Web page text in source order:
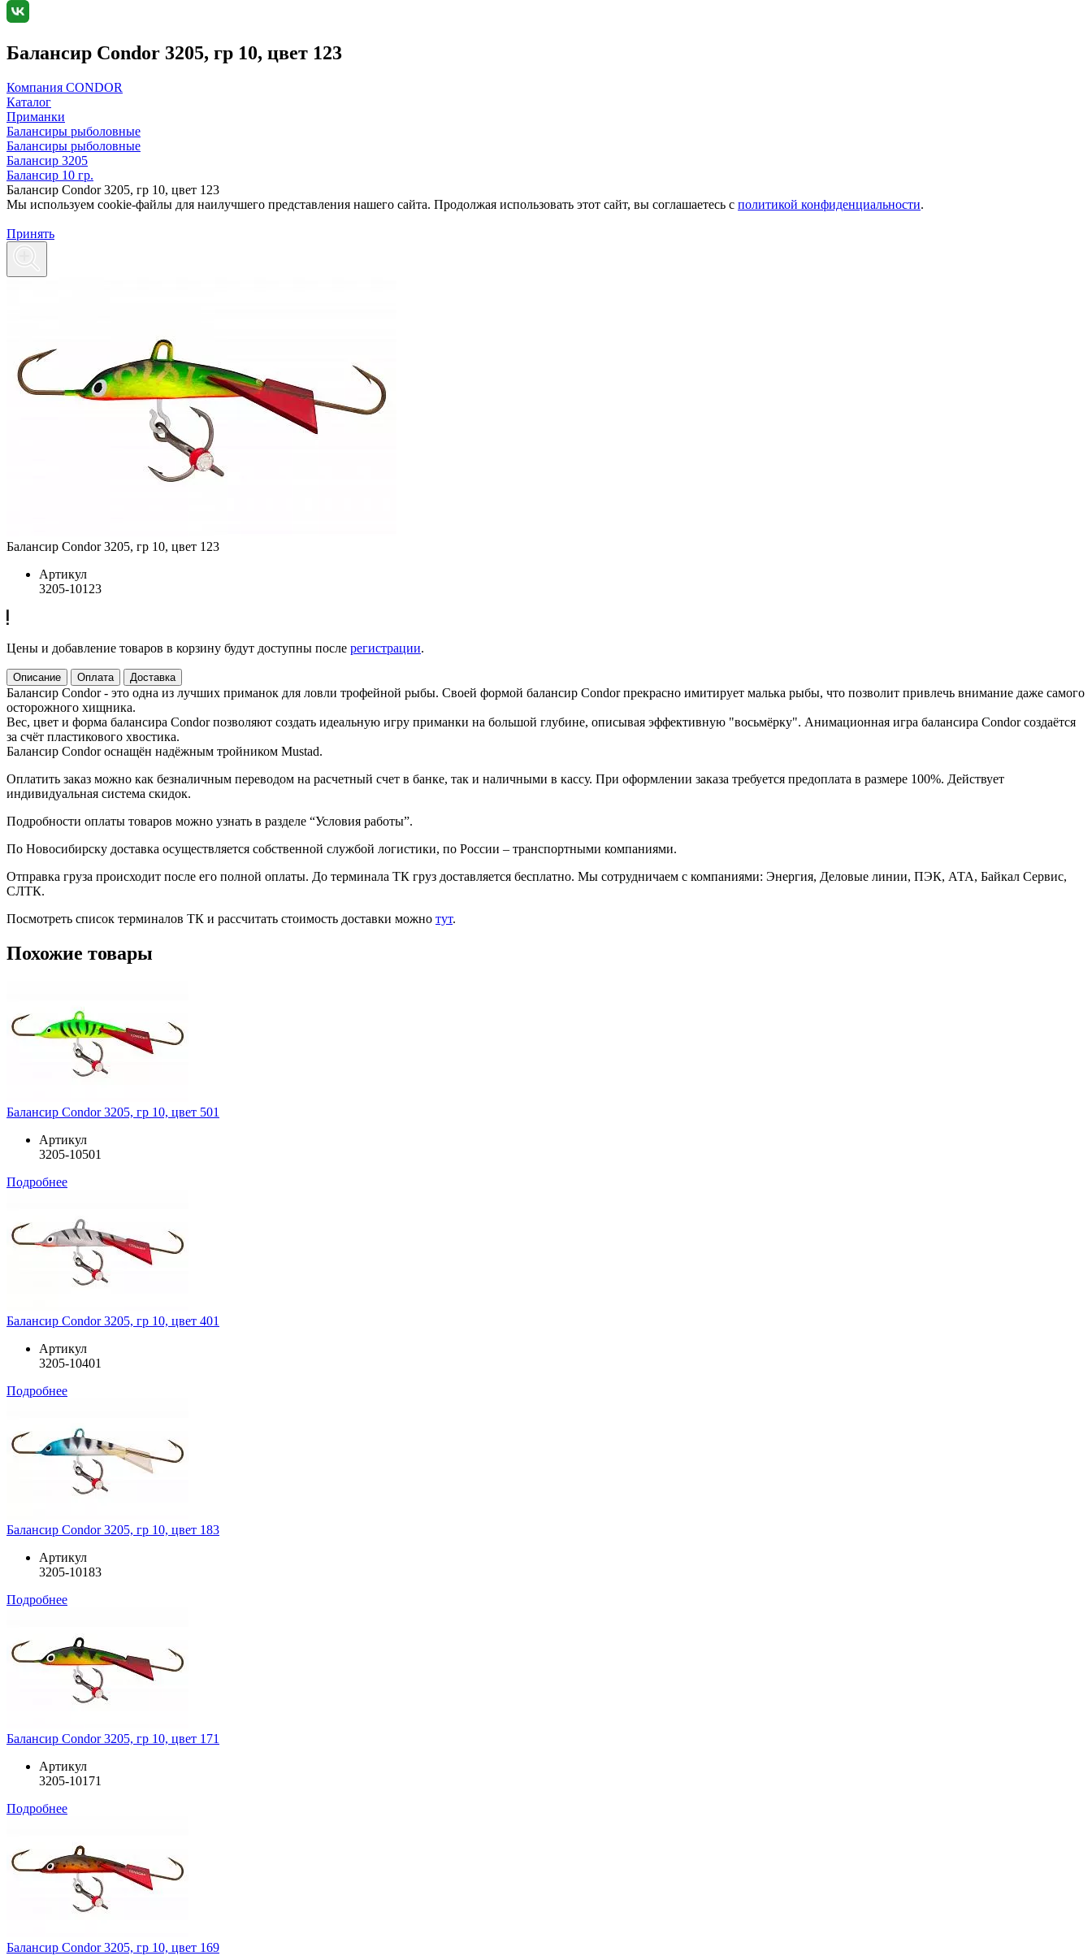
Балансир Condor 3205, гр 10, цвет 123
Компания CONDOR
Каталог
Приманки
Балансиры рыболовные
Балансиры рыболовные
Балансир 3205
Балансир 10 гр.
Балансир Condor 3205, гр 10, цвет 123
Мы используем cookie-файлы для наилучшего представления нашего сайта. Продолжая использовать этот сайт, вы соглашаетесь c политикой конфиденциальности.
Принять
Балансир Condor 3205, гр 10, цвет 123
Артикул
3205-10123
Цены и добавление товаров в корзину будут доступны после регистрации.
Описание Оплата Доставка
Балансир Condor - это одна из лучших приманок для ловли трофейной рыбы. Своей формой балансир Condor прекрасно имитирует малька рыбы, что позволит привлечь внимание даже самого
осторожного хищника.
Вес, цвет и форма балансира Condor позволяют создать идеальную игру приманки на большой глубине, описывая эффективную "восьмёрку". Анимационная игра балансира Condor создаётся
за счёт пластикового хвостика.
Балансир Condor оснащён надёжным тройником Mustad.
Оплатить заказ можно как безналичным переводом на расчетный счет в банке, так и наличными в кассу. При оформлении заказа требуется предоплата в размере 100%. Действует
индивидуальная система скидок.
Подробности оплаты товаров можно узнать в разделе “Условия работы”.
По Новосибирску доставка осуществляется собственной службой логистики, по России – транспортными компаниями.
Отправка груза происходит после его полной оплаты. До терминала ТК груз доставляется бесплатно. Мы сотрудничаем с компаниями: Энергия, Деловые линии, ПЭК, АТА, Байкал Сервис,
СЛТК.
Посмотреть список терминалов ТК и рассчитать стоимость доставки можно тут.
Похожие товары
Балансир Condor 3205, гр 10, цвет 501
Артикул
3205-10501
Подробнее
Балансир Condor 3205, гр 10, цвет 401
Артикул
3205-10401
Подробнее
Балансир Condor 3205, гр 10, цвет 183
Артикул
3205-10183
Подробнее
Балансир Condor 3205, гр 10, цвет 171
Артикул
3205-10171
Подробнее
Балансир Condor 3205, гр 10, цвет 169